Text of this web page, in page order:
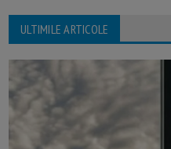
ULTIMILE ARTICOLE